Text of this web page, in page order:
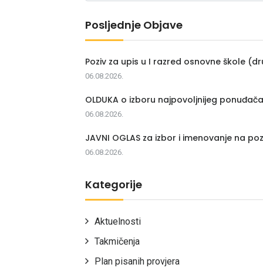
Posljednje Objave
Poziv za upis u I razred osnovne škole
06.08.2026.
OLDUKA o izboru najpovoljnijeg
06.08.2026.
JAVNI OGLAS za izbor i imenovanje na
06.08.2026.
Kategorije
Aktuelnosti
Takmičenja
Plan pisanih provjera